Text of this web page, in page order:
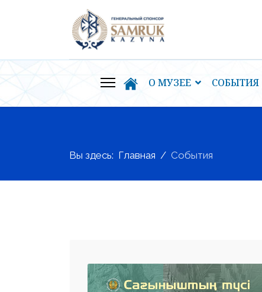
О МУЗЕЕ СОБЫТИЯ
Вы здесь: Главная События